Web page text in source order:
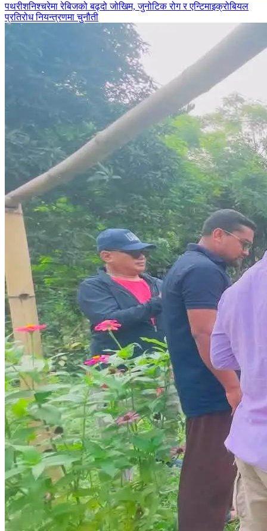
पथरीशनिश्‍चरेमा रेबिजको बढ्दो जोखिम, जुनोटिक रोग र एन्टिमाइक्रोबियल
प्रतिरोध नियन्त्रणमा चुनौती